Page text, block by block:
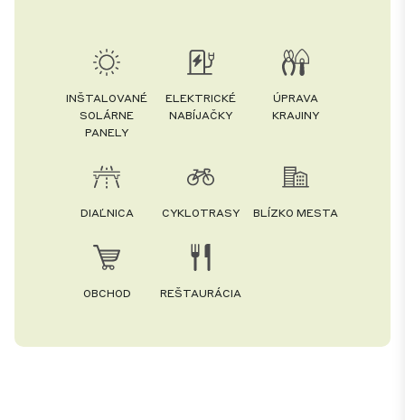
INŠTALOVANÉ
SOLÁRNE
PANELY
ELEKTRICKÉ
NABÍJAČKY
ÚPRAVA
KRAJINY
DIAĽNICA CYKLOTRASY BLÍZKO MESTA
OBCHOD REŠTAURÁCIA